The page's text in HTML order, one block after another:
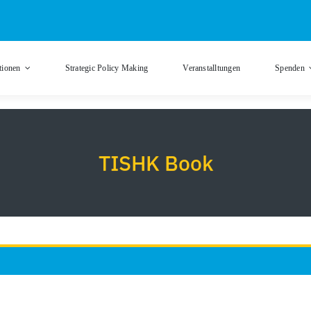
Strategic Policy Making Veranstalltungen Spenden
TISHK Book